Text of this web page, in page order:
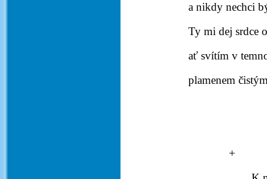
a nikdy nechci
Ty mi dej srdce
ať svítím v
plamenem